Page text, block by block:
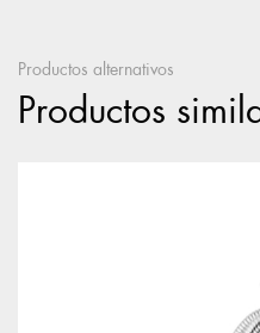
Productos alternativos
Productos